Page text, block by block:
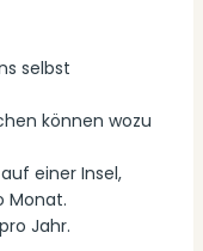
selbst
können wozu
einer Insel,
Monat.
Jahr.